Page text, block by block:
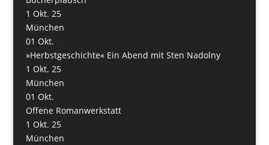
1 Okt. 25
München
01 Okt.
»Herbstgeschichte« Ein Abend mit Sten Nadolny
1 Okt. 25
München
01 Okt.
Offene Romanwerkstatt
1 Okt. 25
München